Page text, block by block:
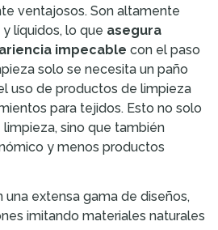
ventajosos. Son altamente
líquidos, lo que asegura
impecable con el paso
solo se necesita un paño
uso de productos de limpieza
para tejidos. Esto no solo
sino que también
y menos productos
una extensa gama de diseños,
imitando materiales naturales